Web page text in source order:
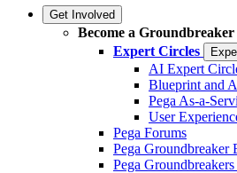
Get Involved
Become a Groundbreaker
Expert Circles
AI Expert
Blueprint and
Pega As-a-
User
Pega Forums
Pega Groundbreaker
Pega